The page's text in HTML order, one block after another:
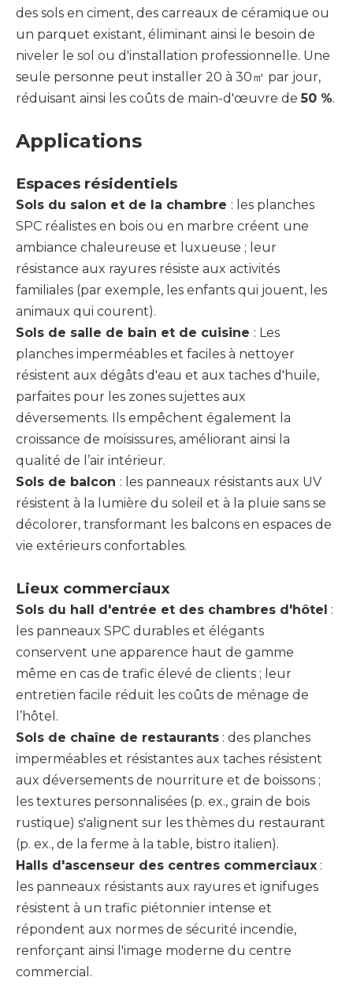
des sols en ciment, des carreaux de céramique ou
un parquet existant, éliminant ainsi le besoin de
niveler le sol ou d'installation professionnelle. Une
seule personne peut installer 20 à 30㎡ par jour,
réduisant ainsi les coûts de main-d'œuvre de50 %.
Applications
Espaces résidentiels
Sols du salon et de la chambre : les planches
SPC réalistes en bois ou en marbre créent une
ambiance chaleureuse et luxueuse ; leur
résistance aux rayures résiste aux activités
familiales (par exemple, les enfants qui jouent, les
animaux qui courent).
Sols de salle de bain et de cuisine : Les
planches imperméables et faciles à nettoyer
résistent aux dégâts d'eau et aux taches d'huile,
parfaites pour les zones sujettes aux
déversements. Ils empêchent également la
croissance de moisissures, améliorant ainsi la
qualité de l’air intérieur.
Sols de balcon : les panneaux résistants aux UV
résistent à la lumière du soleil et à la pluie sans se
décolorer, transformant les balcons en espaces de
vie extérieurs confortables.
Lieux commerciaux
Sols du hall d'entrée et des chambres d'hôtel :
les panneaux SPC durables et élégants
conservent une apparence haut de gamme
même en cas de trafic élevé de clients ; leur
entretien facile réduit les coûts de ménage de
l’hôtel.
Sols de chaîne de restaurants : des planches
imperméables et résistantes aux taches résistent
aux déversements de nourriture et de boissons ;
les textures personnalisées (p. ex., grain de bois
rustique) s'alignent sur les thèmes du restaurant
(p. ex., de la ferme à la table, bistro italien).
Halls d'ascenseur des centres commerciaux :
les panneaux résistants aux rayures et ignifuges
résistent à un trafic piétonnier intense et
répondent aux normes de sécurité incendie,
renforçant ainsi l'image moderne du centre
commercial.